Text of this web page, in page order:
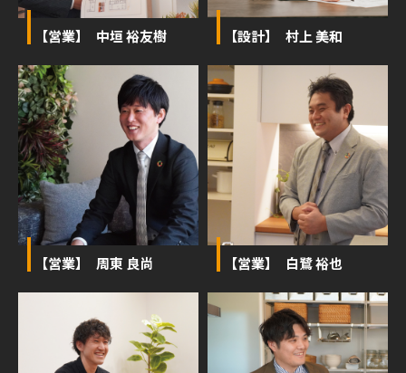
【営業】 中垣 裕友樹 【設計】 村上 美和
【営業】 周東 良尚 【営業】 白鷺 裕也